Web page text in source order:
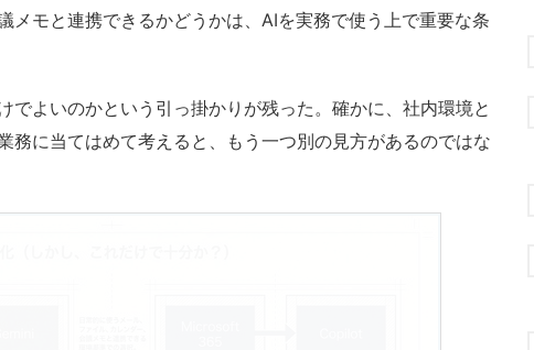
メモと連携できるかどうかは、AIを実務で使う上で重要な条
よいのかという引っ掛かりが残った。確かに、社内環境と
務に当てはめて考えると、もう一つ別の見方があるのではな